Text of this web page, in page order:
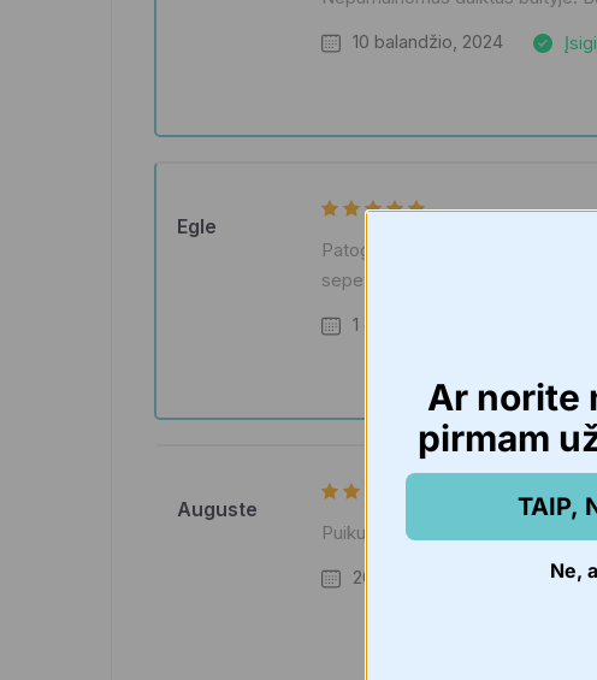
10 balandžio, 2024
Egle
Patogesnio sepetelio neteko
sepetelis
1 gegužės, 2023
Auguste
Puikus ilgaamžis šepetys.
20 kovo, 2023
Įsigijo
Ar norite
pirmam
TAIP,
Ne,